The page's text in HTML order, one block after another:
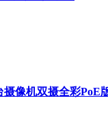
像机双摄全彩PoE